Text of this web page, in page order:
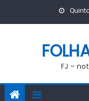
FJ –